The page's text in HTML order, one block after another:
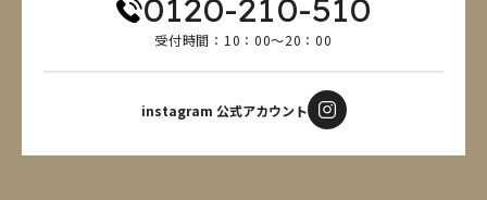
0120-210-510
受付時間：10：00～20：00
instagram 公式アカウント